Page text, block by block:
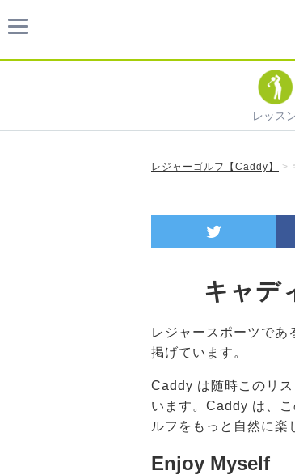
レッス
レジャーゴルフ【Caddy】 >
キャデ
レジャースポーツで
掲げています。
Caddy は随時このリ
います。Caddy は、
ルフをもっと自然に楽
Enjoy Myself